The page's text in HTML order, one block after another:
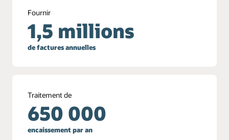
Fournir
1,5 millions
de factures annuelles
Traitement de
650 000
encaissement par an